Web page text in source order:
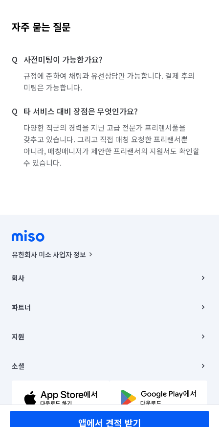
자주 묻는 질문
사전미팅이 가능한가요?
규정에 준하여 채팅과 유선상담만 가능합니다. 결제 후의
미팅은 가능합니다.
타 서비스 대비 장점은 무엇인가요?
다양한 직군의 경력을 지닌 고급 전문가 프리랜서풀을
갖추고 있습니다. 그리고 직접 매칭 요청한 프리랜서뿐
아니라, 매칭매니저가 제안한 프리랜서의 지원서도 확인할
수 있습니다.
앱에서 견적 받기
유한회사 미소 사업자 정보
00019 |
주소 | 본사: 서울특별시 종로구 율곡로 6(중학동, 트윈트리빌딩) B동 5층
컨택센터 : 서울특별시 종로구 수송동 율곡로 24, 7층, 8층 미소
상품, 상품정보, 거래에 관한 의무와 책임은 거래당사자에게 있습니다.
언론 보도 관련 문의:
© 유한회사 미소. Miso, Inc. All Rights Reserved.
회사
채용
파트너
이사
지원
이용약관
문의하기
소셜
유튜브